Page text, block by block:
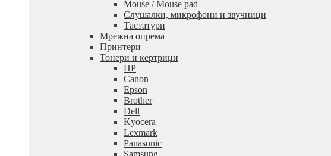
Mouse / Mouse pad
Слушалки, микрофони и звучници
Тастатури
Мрежна опрема
Принтери
Тонери и кертриџи
HP
Canon
Epson
Brother
Dell
Kyocera
Lexmark
Panasonic
Samsung